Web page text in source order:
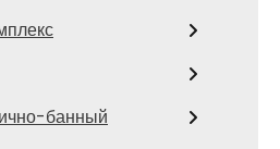
банный